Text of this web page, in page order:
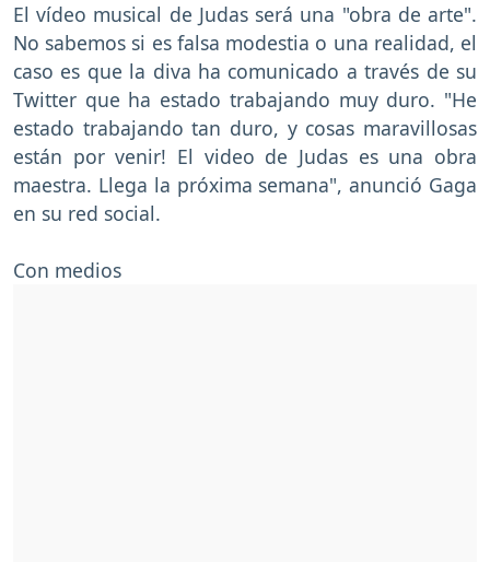
El vídeo musical de Judas será una "obra de arte".
No sabemos si es falsa modestia o una realidad, el
caso es que la diva ha comunicado a través de su
Twitter que ha estado trabajando muy duro. "He
estado trabajando tan duro, y cosas maravillosas
están por venir! El video de Judas es una obra
maestra. Llega la próxima semana", anunció Gaga
en su red social.
Con medios